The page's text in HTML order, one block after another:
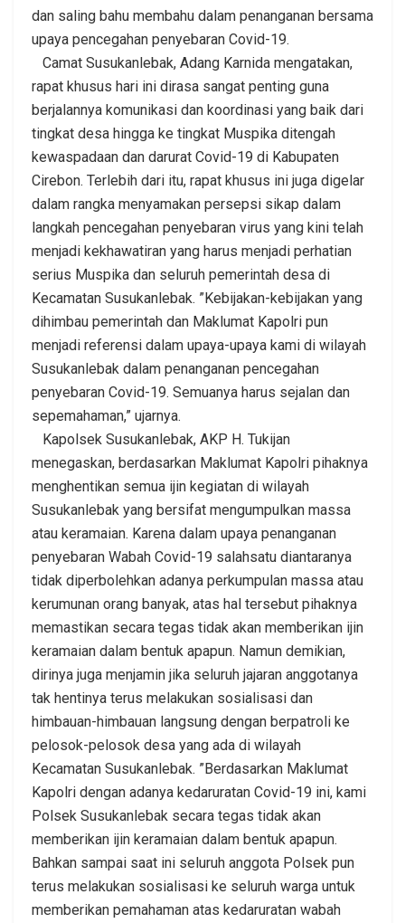
dan saling bahu membahu dalam penanganan bersama
upaya pencegahan penyebaran Covid-19.
Camat Susukanlebak, Adang Karnida mengatakan,
rapat khusus hari ini dirasa sangat penting guna
berjalannya komunikasi dan koordinasi yang baik dari
tingkat desa hingga ke tingkat Muspika ditengah
kewaspadaan dan darurat Covid-19 di Kabupaten
Cirebon. Terlebih dari itu, rapat khusus ini juga digelar
dalam rangka menyamakan persepsi sikap dalam
langkah pencegahan penyebaran virus yang kini telah
menjadi kekhawatiran yang harus menjadi perhatian
serius Muspika dan seluruh pemerintah desa di
Kecamatan Susukanlebak. ”Kebijakan-kebijakan yang
dihimbau pemerintah dan Maklumat Kapolri pun
menjadi referensi dalam upaya-upaya kami di wilayah
Susukanlebak dalam penanganan pencegahan
penyebaran Covid-19. Semuanya harus sejalan dan
sepemahaman,” ujarnya.
Kapolsek Susukanlebak, AKP H. Tukijan
menegaskan, berdasarkan Maklumat Kapolri pihaknya
menghentikan semua ijin kegiatan di wilayah
Susukanlebak yang bersifat mengumpulkan massa
atau keramaian. Karena dalam upaya penanganan
penyebaran Wabah Covid-19 salahsatu diantaranya
tidak diperbolehkan adanya perkumpulan massa atau
kerumunan orang banyak, atas hal tersebut pihaknya
memastikan secara tegas tidak akan memberikan ijin
keramaian dalam bentuk apapun. Namun demikian,
dirinya juga menjamin jika seluruh jajaran anggotanya
tak hentinya terus melakukan sosialisasi dan
himbauan-himbauan langsung dengan berpatroli ke
pelosok-pelosok desa yang ada di wilayah
Kecamatan Susukanlebak. ”Berdasarkan Maklumat
Kapolri dengan adanya kedaruratan Covid-19 ini, kami
Polsek Susukanlebak secara tegas tidak akan
memberikan ijin keramaian dalam bentuk apapun.
Bahkan sampai saat ini seluruh anggota Polsek pun
terus melakukan sosialisasi ke seluruh warga untuk
memberikan pemahaman atas kedaruratan wabah